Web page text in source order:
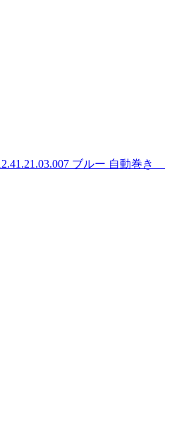
ブルー 自動巻き